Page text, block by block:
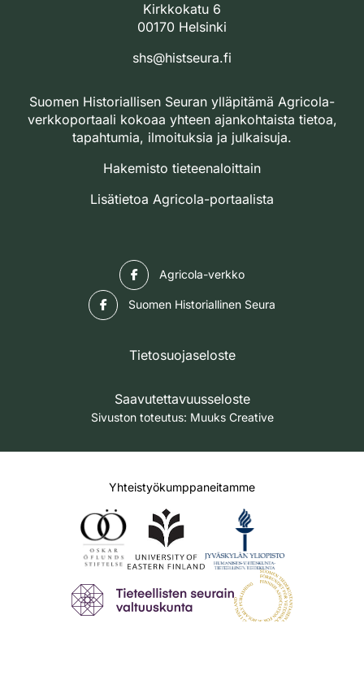
Kirkkokatu 6
00170 Helsinki
shs@histseura.fi
Suomen Historiallisen Seuran ylläpitämä Agricola-
verkkoportaali kokoaa yhteen ajankohtaista tietoa,
tapahtumia, ilmoituksia ja julkaisuja.
Hakemisto tieteenaloittain
Lisätietoa Agricola-portaalista
Agricola-verkko
Suomen Historiallinen Seura
Tietosuojaseloste
Saavutettavuusseloste
Sivuston toteutus: Muuks Creative
Yhteistyökumppaneitamme